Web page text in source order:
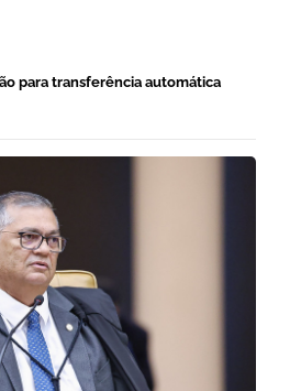
para transferência automática